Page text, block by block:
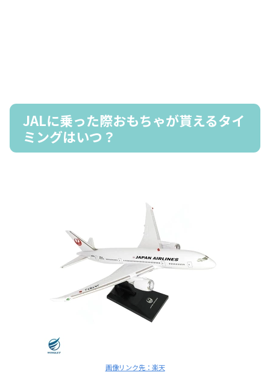
JALに乗った際おもちゃが貰えるタイ
ミングはいつ？
画像リンク先：楽天